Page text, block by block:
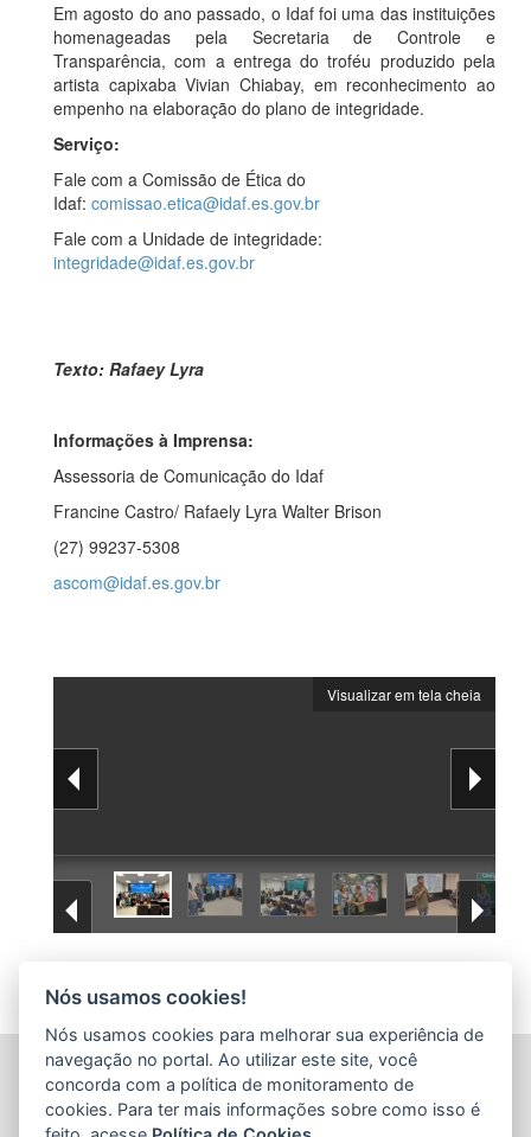
Em agosto do ano passado, o Idaf foi uma das instituições
homenageadas pela Secretaria de Controle e
Transparência, com a entrega do troféu produzido pela
artista capixaba Vivian Chiabay, em reconhecimento ao
empenho na elaboração do plano de integridade.
Serviço:
Fale com a Comissão de Ética do
Idaf: comissao.etica@idaf.es.gov.br
Fale com a Unidade de integridade:
integridade@idaf.es.gov.br
Texto: Rafaey Lyra
Informações à Imprensa:
Assessoria de Comunicação do Idaf
Francine Castro/ Rafaely Lyra Walter Brison
(27) 99237-5308
ascom@idaf.es.gov.br
Visualizar em tela cheia
INSTITUTO DE DEFESA AGROPECUÁRIA E FLORESTAL
DO ESPÍRITO SANTO (IDAF)
Avenida Jerônimo Monteiro, nº 1.000, Ed. Trade Center, loja
Nós usamos cookies!
Nós usamos cookies para melhorar sua experiência de
navegação no portal. Ao utilizar este site, você
concorda com a política de monitoramento de
cookies. Para ter mais informações sobre como isso é